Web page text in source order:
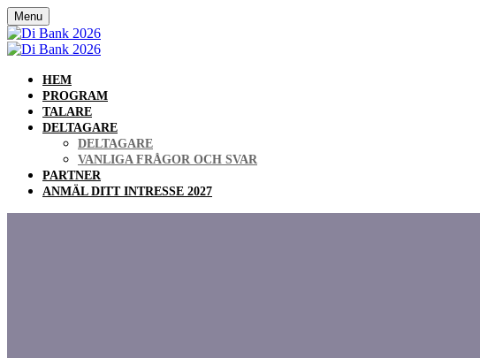
Menu
HEM
PROGRAM
TALARE
DELTAGARE
DELTAGARE
VANLIGA FRÅGOR OCH SVAR
PARTNER
ANMÄL DITT INTRESSE 2027